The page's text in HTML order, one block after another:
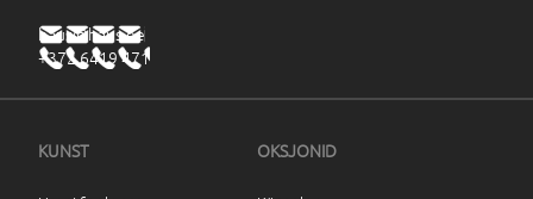
haus@haus.ee
+372 6419 471
KUNST OKSJONID